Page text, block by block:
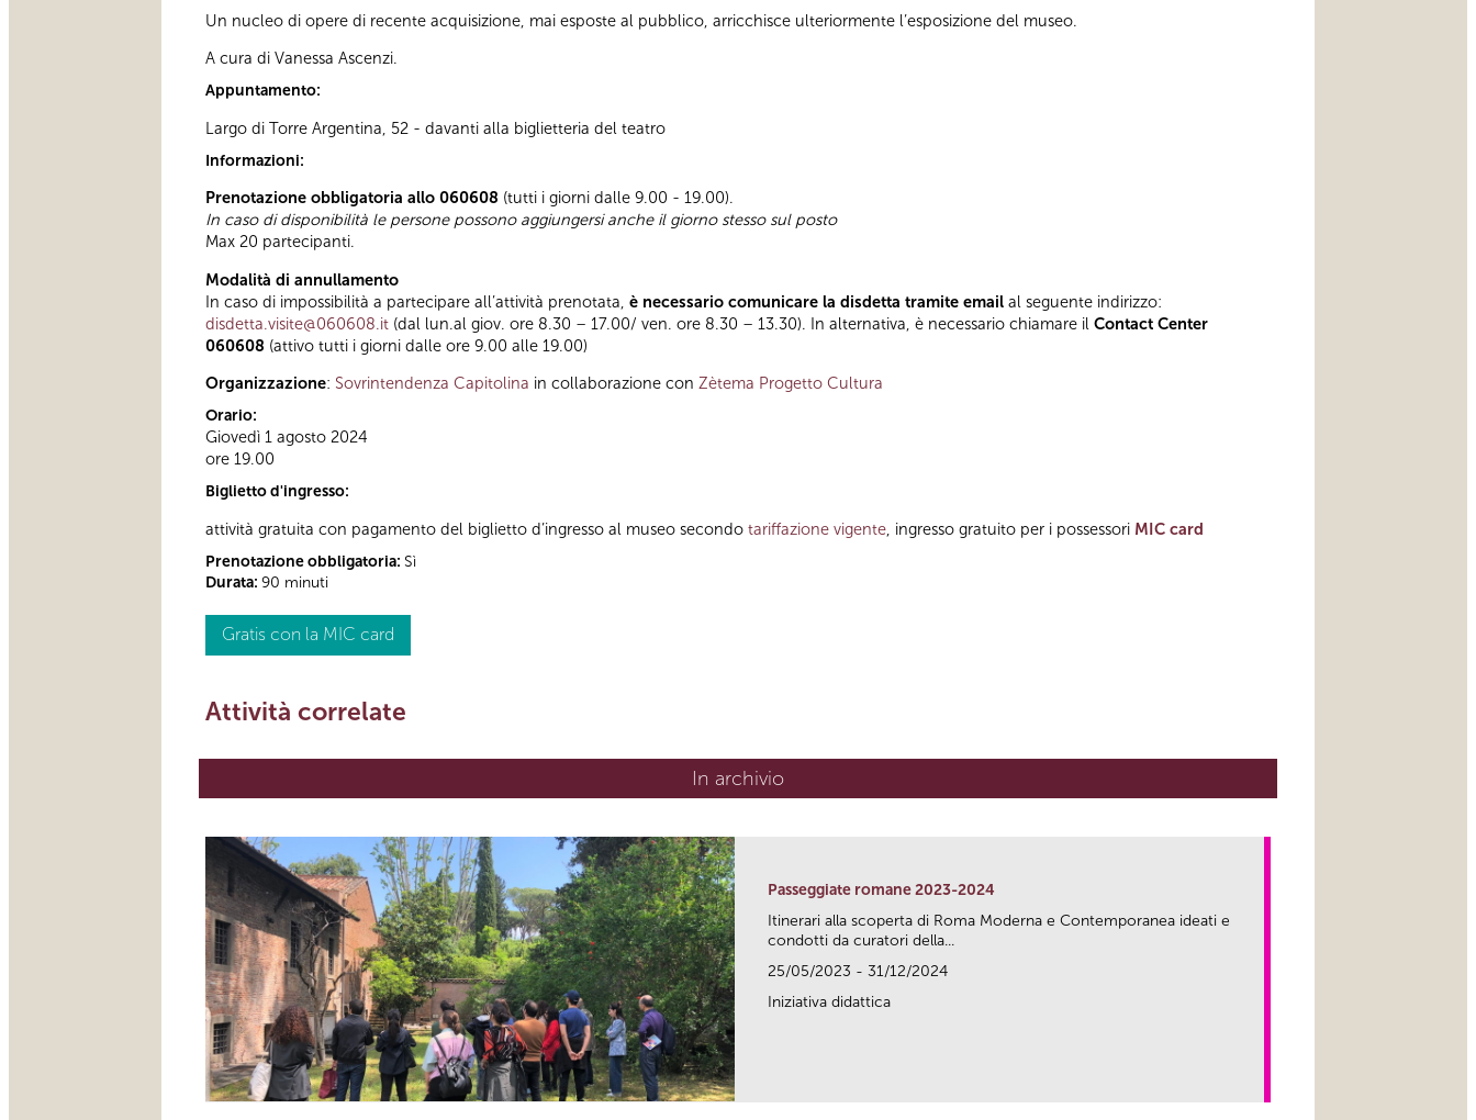
Un nucleo di opere di recente acquisizione, mai esposte al pubblico, arricchisce ulteriormente l’esposizione del museo.
A cura di Vanessa Ascenzi.
Appuntamento:
Largo di Torre Argentina, 52 - davanti alla biglietteria del teatro
Informazioni:
Prenotazione obbligatoria allo 060608 (tutti i giorni dalle 9.00 - 19.00).
In caso di disponibilità le persone possono aggiungersi anche il giorno stesso sul posto
Max 20 partecipanti.
Modalità di annullamento
In caso di impossibilità a partecipare all’attività prenotata, è necessario comunicare la disdetta tramite email al seguente indirizzo:
disdetta.visite@060608.it (dal lun.al giov. ore 8.30 – 17.00/ ven. ore 8.30 – 13.30). In alternativa, è necessario chiamare il Contact Center
060608 (attivo tutti i giorni dalle ore 9.00 alle 19.00)
Organizzazione: Sovrintendenza Capitolina in collaborazione con Zètema Progetto Cultura
Orario:
Giovedì 1 agosto 2024
ore 19.00
Biglietto d'ingresso:
attività gratuita con pagamento del biglietto d’ingresso al museo secondo tariffazione vigente, ingresso gratuito per i possessori MIC card
Prenotazione obbligatoria: Sì
Durata: 90 minuti
Gratis con la MIC card
Attività correlate
In archivio
Passeggiate romane 2023-2024
Itinerari alla scoperta di Roma Moderna e Contemporanea ideati e
condotti da curatori della...
25/05/2023 - 31/12/2024
Iniziativa didattica